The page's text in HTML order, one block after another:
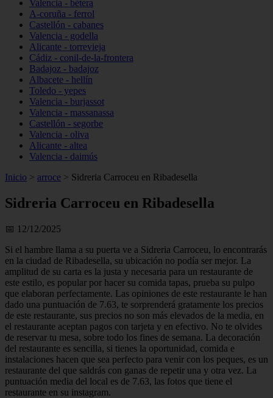
Valencia - bétera
A-coruña - ferrol
Castellón - cabanes
Valencia - godella
Alicante - torrevieja
Cádiz - conil-de-la-frontera
Badajoz - badajoz
Albacete - hellín
Toledo - yepes
Valencia - burjassot
Valencia - massanassa
Castellón - segorbe
Valencia - oliva
Alicante - altea
Valencia - daimús
Inicio > arroce > Sidreria Carroceu en Ribadesella
Sidreria Carroceu en Ribadesella
📅 12/12/2025
Si el hambre llama a su puerta ve a Sidreria Carroceu, lo encontrarás
en la ciudad de Ribadesella, su ubicación no podía ser mejor. La
amplitud de su carta es la justa y necesaria para un restaurante de
este estilo, es popular por hacer su comida tapas, prueba su pulpo
que elaboran perfectamente. Las opiniones de este restaurante le han
dado una puntuación de 7.63, te sorprenderá gratamente los precios
de este restaurante, sus precios no son más elevados de la media, en
el restaurante aceptan pagos con tarjeta y en efectivo. No te olvides
de reservar tu mesa, sobre todo los fines de semana. La decoración
del restaurante es sencilla, si tienes la oportunidad, comida e
instalaciones hacen que sea perfecto para venir con los peques, es un
restaurante del que saldrás con ganas de repetir una y otra vez. La
puntuación media del local es de 7.63, las fotos que tiene el
restaurante en su instagram.